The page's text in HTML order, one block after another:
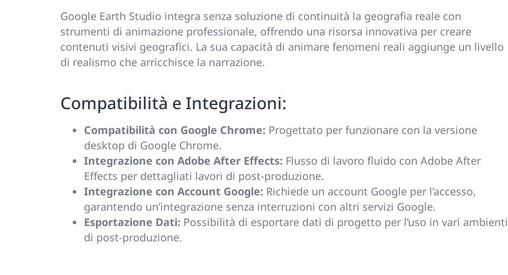
Google Earth Studio integra senza soluzione di continuità la geografia reale con
strumenti di animazione professionale, offrendo una risorsa innovativa per creare
contenuti visivi geografici. La sua capacità di animare fenomeni reali aggiunge un livello
di realismo che arricchisce la narrazione.
Compatibilità e Integrazioni:
Compatibilità con Google Chrome: Progettato per funzionare con la versione
desktop di Google Chrome.
Integrazione con Adobe After Effects: Flusso di lavoro fluido con Adobe After
Effects per dettagliati lavori di post-produzione.
Integrazione con Account Google: Richiede un account Google per l’accesso,
garantendo un’integrazione senza interruzioni con altri servizi Google.
Esportazione Dati: Possibilità di esportare dati di progetto per l’uso in vari ambienti
di post-produzione.